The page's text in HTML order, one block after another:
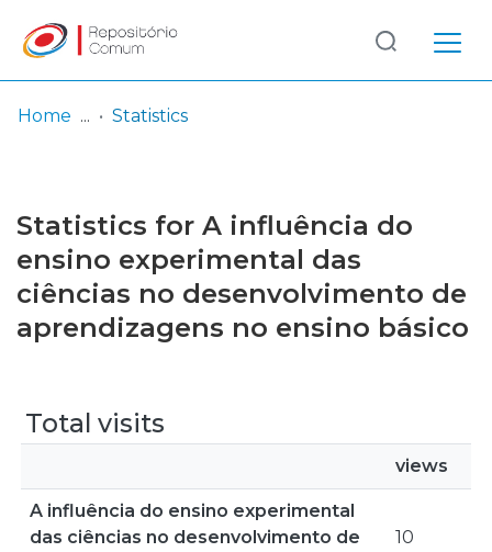
Browse repository
Entities
Log
In
(current)
Home Statistics
Statistics for A influência do
ensino experimental das
ciências no desenvolvimento de
aprendizagens no ensino básico
Total visits
views
A influência do ensino experimental
das ciências no desenvolvimento de
10